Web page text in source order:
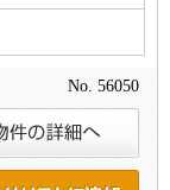
No. 56050